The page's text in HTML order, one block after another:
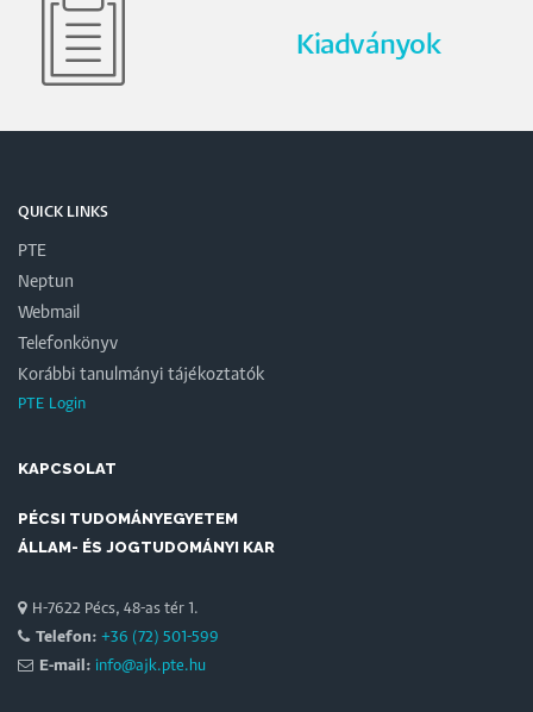
Kiadványok
QUICK LINKS
PTE
Neptun
Webmail
Telefonkönyv
Korábbi tanulmányi tájékoztatók
PTE Login
KAPCSOLAT
PÉCSI TUDOMÁNYEGYETEM
ÁLLAM- ÉS JOGTUDOMÁNYI KAR
H-7622 Pécs, 48-as tér 1.
Telefon: +36 (72) 501-599
E-mail: info@ajk.pte.hu